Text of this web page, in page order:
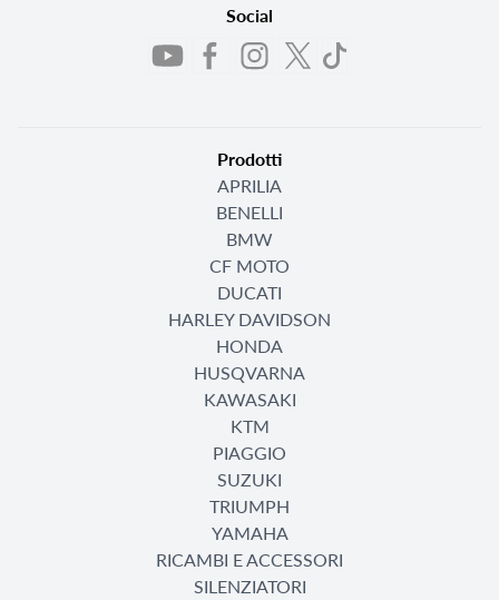
Social
Prodotti
APRILIA
BENELLI
BMW
CF MOTO
DUCATI
HARLEY DAVIDSON
HONDA
HUSQVARNA
KAWASAKI
KTM
PIAGGIO
SUZUKI
TRIUMPH
YAMAHA
RICAMBI E ACCESSORI
SILENZIATORI